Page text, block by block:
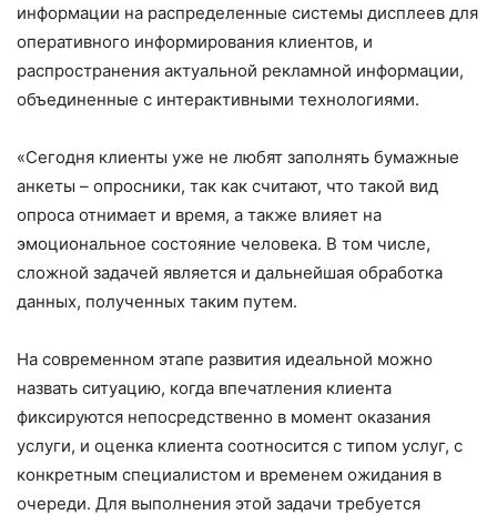
информации на распределенные системы дисплеев для
оперативного информирования клиентов, и
распространения актуальной рекламной информации,
объединенные с интерактивными технологиями.
«Сегодня клиенты уже не любят заполнять бумажные
анкеты – опросники, так как считают, что такой вид
опроса отнимает и время, а также влияет на
эмоциональное состояние человека. В том числе,
сложной задачей является и дальнейшая обработка
данных, полученных таким путем.
На современном этапе развития идеальной можно
назвать ситуацию, когда впечатления клиента
фиксируются непосредственно в момент оказания
услуги, и оценка клиента соотносится с типом услуг, с
конкретным специалистом и временем ожидания в
очереди. Для выполнения этой задачи требуется